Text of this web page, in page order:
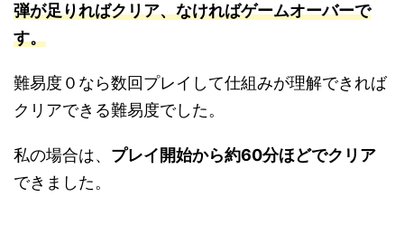
弾が足りればクリア、なければゲームオーバーで
す。
難易度０なら数回プレイして仕組みが理解できれば
クリアできる難易度でした。
私の場合は、 プレイ開始から約60分ほどでクリア
できました。